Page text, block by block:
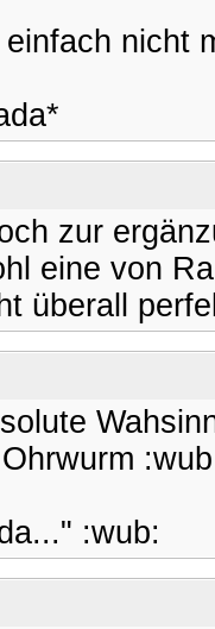
nicht
zur
eine von
überall
:wub: